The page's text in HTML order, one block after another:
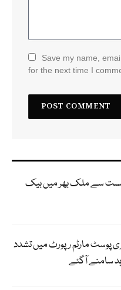
Save my name,
for the next time I
اسلامی کا 16 اگست سے ملک بھر میں بیک
پوسٹ مارٹم رپورٹ میں تشدد
سامنے آگئے